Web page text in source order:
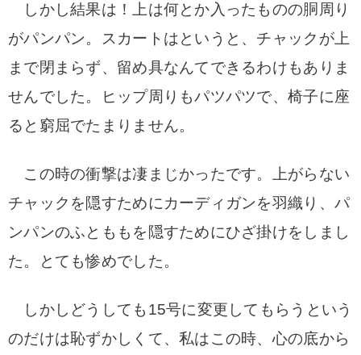
しかし結果は！上は何とか入ったものの胴周り
がパンパン。スカートはというと、チャックが上
まで閉まらず、留め具なんてできるわけもありま
せんでした。ヒップ周りもパツパツで、椅子に座
ると窮屈でたまりません。
この時の衝撃は凄まじかったです。上がらない
チャックを隠すためにカーディガンを羽織り、パ
ンパンのふとももを隠すためにひざ掛けをしまし
た。とても惨めでした。
しかしどうしても15号に変更してもらうという
のだけは恥ずかしくて、私はこの時、心の底から